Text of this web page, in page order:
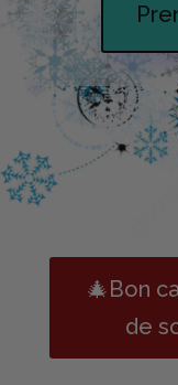
🎄Bon
de